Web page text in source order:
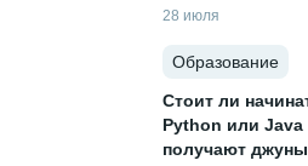
28 июля
Образование
Стоит ли
Python или Java
получают джуны